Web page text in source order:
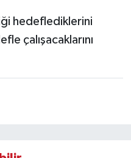
hedeflediklerini
çalışacaklarını